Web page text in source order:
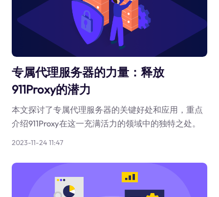
专属代理服务器的力量：释放
911Proxy的潜力
本文探讨了专属代理服务器的关键好处和应用，重点
介绍911Proxy在这一充满活力的领域中的独特之处。
2023-11-24 11:47